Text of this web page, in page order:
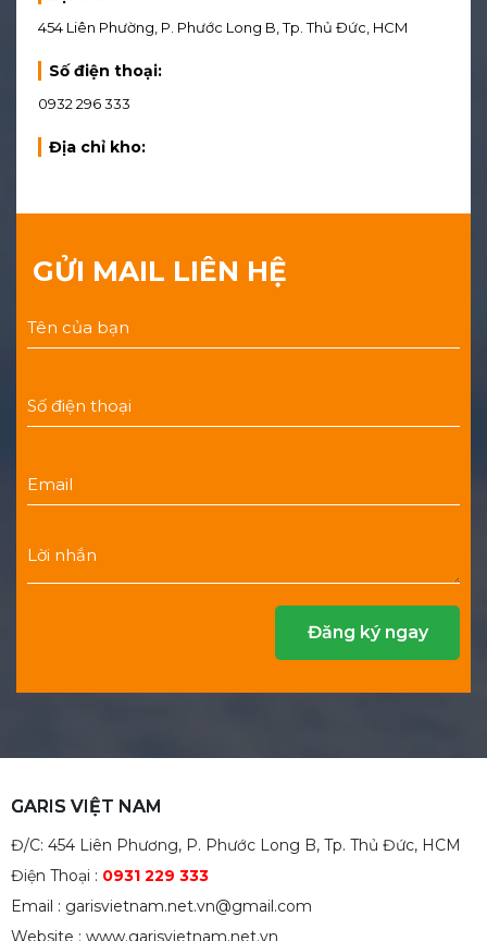
454 Liên Phường, P. Phước Long B, Tp. Thủ Đức, HCM
Số điện thoại:
0932 296 333
Địa chỉ kho:
GỬI MAIL LIÊN HỆ
GARIS VIỆT NAM
Đ/C: 454 Liên Phương, P. Phước Long B, Tp. Thủ Đức, HCM
Điện Thoại : 0931 229 333
Email : garisvietnam.net.vn@gmail.com
Website : www.garisvietnam.net.vn